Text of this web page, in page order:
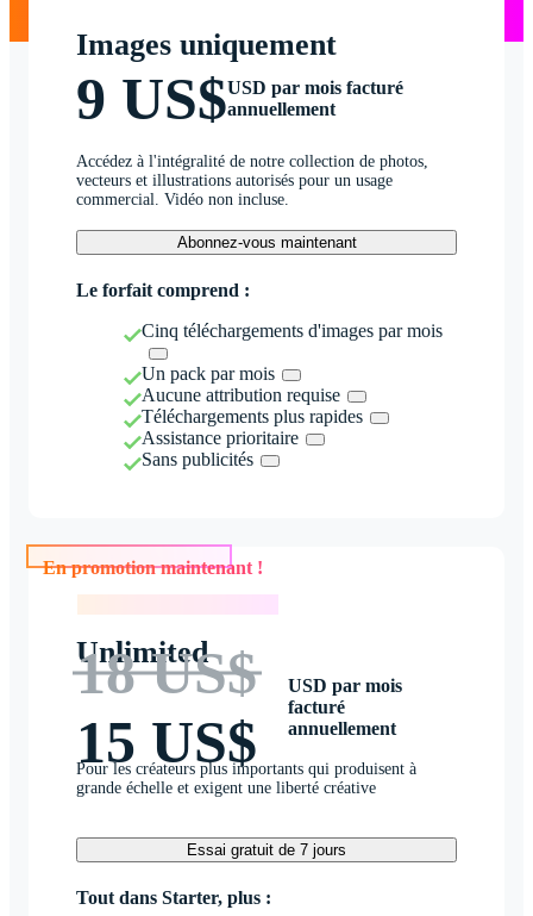
Images uniquement
9 US$USD par mois facturé
annuellement
Accédez à l'intégralité de notre collection de photos,
vecteurs et illustrations autorisés pour un usage
commercial. Vidéo non incluse.
Abonnez-vous maintenant
Le forfait comprend :
Cinq téléchargements d'images par mois
Un pack par mois
Aucune attribution requise
Téléchargements plus rapides
Assistance prioritaire
Sans publicités
En promotion maintenant !
Unlimited
18 US$
15 US$
USD par mois
facturé
annuellement
Pour les créateurs plus importants qui produisent à
grande échelle et exigent une liberté créative
Essai gratuit de 7 jours
Tout dans Starter, plus :